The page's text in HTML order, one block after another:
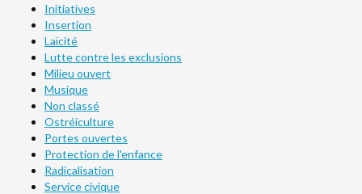
Initiatives
Insertion
Laïcité
Lutte contre les exclusions
Milieu ouvert
Musique
Non classé
Ostréiculture
Portes ouvertes
Protection de l'enfance
Radicalisation
Service civique